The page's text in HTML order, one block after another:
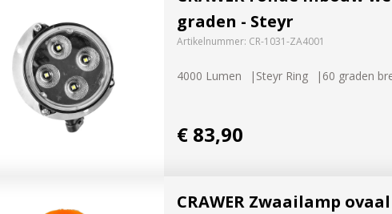
graden - Steyr
Artikelnummer: CR-1031-ZA4001
4000 Lumen Steyr Ring 60 graden
€ 83,90
CRAWER Zwaailamp